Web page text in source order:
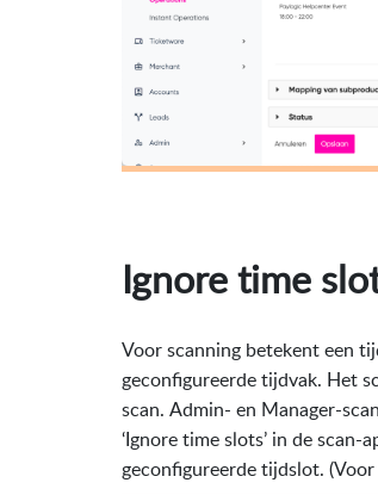
Ignore time
Voor scanning betekent een
geconfigureerde tijdvak. Het
scan. Admin- en Manager-
‘Ignore time slots’ in de
geconfigureerde tijdslot.